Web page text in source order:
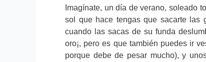
Imagínate, un día de verano, soleado
sol que hace tengas que sacarte las
cuando las sacas de su funda
oro¡, pero es que también puedes ir
porque debe de pesar mucho), y